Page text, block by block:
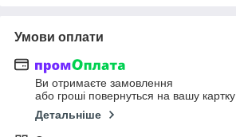
Умови оплати
Ви отримаєте замовлення
або гроші повернуться на вашу картку
Детальніше